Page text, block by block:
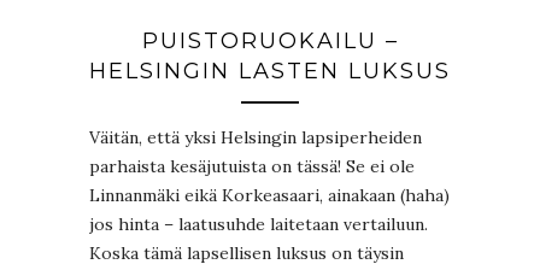
PUISTORUOKAILU –
HELSINGIN LASTEN LUKSUS
Väitän, että yksi Helsingin lapsiperheiden
parhaista kesäjutuista on tässä! Se ei ole
Linnanmäki eikä Korkeasaari, ainakaan (haha)
jos hinta – laatusuhde laitetaan vertailuun.
Koska tämä lapsellisen luksus on täysin